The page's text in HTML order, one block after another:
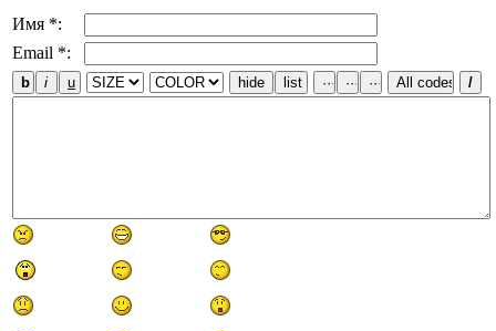
Имя *:
Email *: